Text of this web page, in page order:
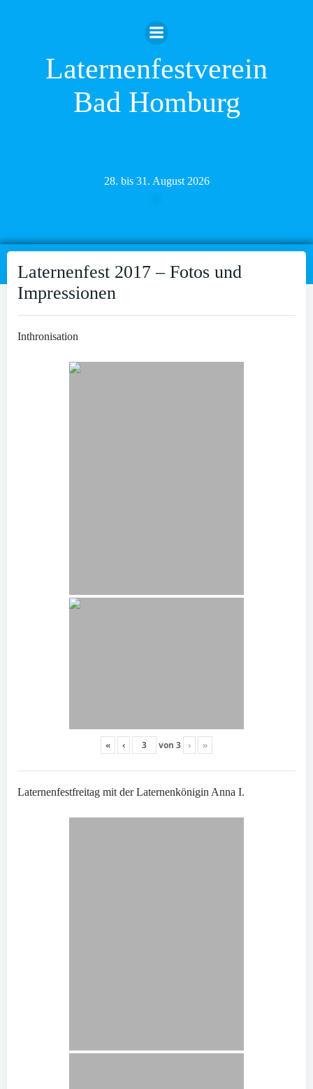
Inhalt
springen
Laternenfestverein
Bad Homburg
28. bis 31. August 2026
Laternenfest 2017 – Fotos und
Impressionen
Inthronisation
« ‹ von 3 › »
Laternenfestfreitag mit der Laternenkönigin Anna I.